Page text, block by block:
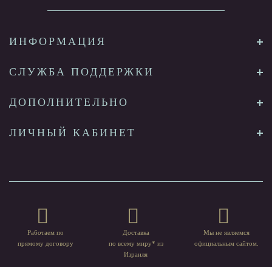
ИНФОРМАЦИЯ
СЛУЖБА ПОДДЕРЖКИ
ДОПОЛНИТЕЛЬНО
ЛИЧНЫЙ КАБИНЕТ
Работаем по
прямому договору
Доставка
по всему миру* из
Израиля
Мы не являемся
официальным сайтом.